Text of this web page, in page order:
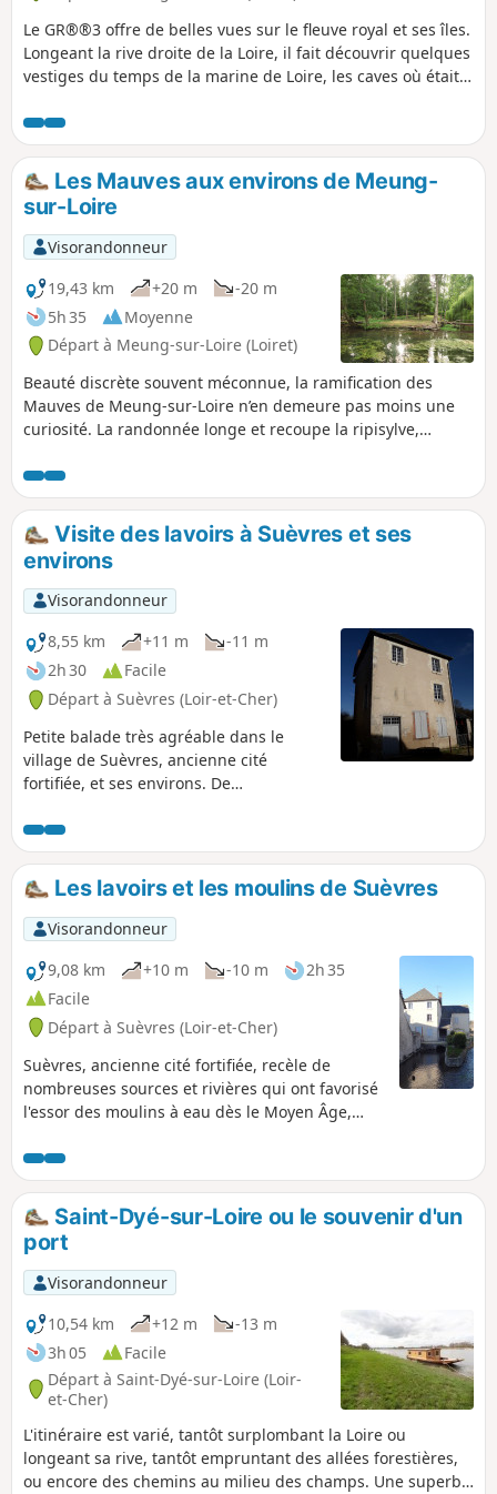
Le GR®®3 offre de belles vues sur le fleuve royal et ses îles.
Longeant la rive droite de la Loire, il fait découvrir quelques
vestiges du temps de la marine de Loire, les caves où était
magnifique église de la Chapelle-Saint-Mesmin
surplombant le fleuve.
Les Mauves aux environs de Meung-
sur-Loire
Visorandonneur
19,43 km
+20 m
-20 m
5h 35
Moyenne
Départ à Meung-sur-Loire (Loiret)
Beauté discrète souvent méconnue, la ramification des
Mauves de Meung-sur-Loire n’en demeure pas moins une
curiosité. La randonnée longe et recoupe la ripisylve,
de frênes et de peupliers. Constituée de trois boucles, la
randonnée offre plusieurs variantes possibles.
Visite des lavoirs à Suèvres et ses
environs
Visorandonneur
8,55 km
+11 m
-11 m
2h 30
Facile
Départ à Suèvres (Loir-et-Cher)
Petite balade très agréable dans le
village de Suèvres, ancienne cité
fortifiée, et ses environs. De
favorisé la construction de moulins à
eau dès le Moyen Âge.
Les lavoirs et les moulins de Suèvres
Visorandonneur
9,08 km
+10 m -10 m
2h 35
Facile
Départ à Suèvres (Loir-et-Cher)
Suèvres, ancienne cité fortifiée, recèle de
nombreuses sources et rivières qui ont favorisé
l'essor des moulins à eau dès le Moyen Âge,
moulins, châteaux sont au rendez-vous dans
cette riche région du Val de Loire.
Saint-Dyé-sur-Loire ou le souvenir d'un
port
Visorandonneur
10,54 km
+12 m
-13 m
3h 05
Facile
Départ à Saint-Dyé-sur-Loire (Loir-
et-Cher)
L'itinéraire est varié, tantôt surplombant la Loire ou
longeant sa rive, tantôt empruntant des allées forestières,
ou encore des chemins au milieu des champs. Une superbe